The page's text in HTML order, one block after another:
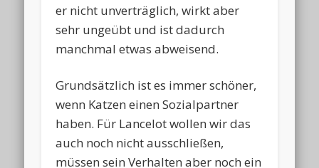
er nicht unverträglich, wirkt aber
sehr ungeübt und ist dadurch
manchmal etwas abweisend.
Grundsätzlich ist es immer schöner,
wenn Katzen einen Sozialpartner
haben. Für Lancelot wollen wir das
auch noch nicht ausschließen,
müssen sein Verhalten aber noch ein